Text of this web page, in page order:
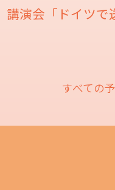
講演会「ドイツで
すべての